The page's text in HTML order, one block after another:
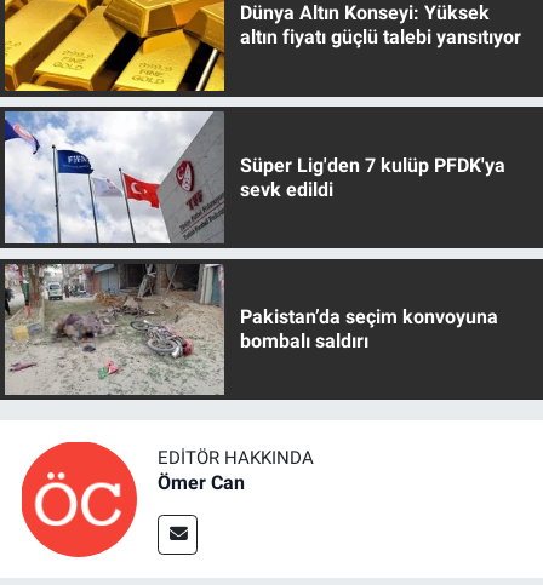
Dünya Altın Konseyi: Yüksek
altın fiyatı güçlü talebi yansıtıyor
Süper Lig'den 7 kulüp PFDK'ya
sevk edildi
Pakistan’da seçim konvoyuna
bombalı saldırı
EDITÖR HAKKINDA
Ömer Can